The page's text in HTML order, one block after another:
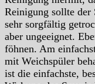
Reinigung sollte der
sehr sorgfältig
aber ungeeignet.
föhnen. Am
mit Weichspüler
ist die einfachste,